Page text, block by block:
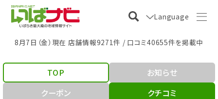
Language
8月7日（金）現在 店舗情報9271件 / 口コミ40655件を掲載中
TOP
お知らせ
クーポン
クチコミ